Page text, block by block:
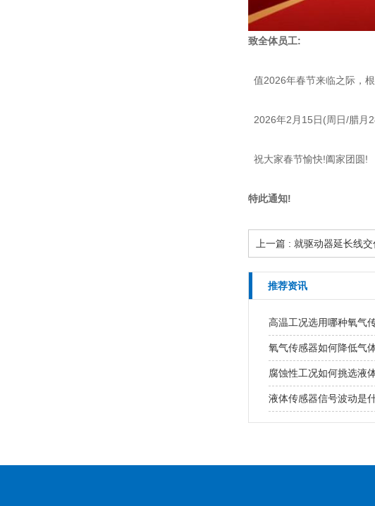
致全体员工:
值2026年春节来临之际，
2026年2月15日(周日/腊月
祝大家春节愉快!阖家团圆!
特此通知!
上一篇 : 就驱动器延长线
推荐资讯
高温工况选用哪种氧气
氧气传感器如何降低气
腐蚀性工况如何挑选液
液体传感器信号波动是